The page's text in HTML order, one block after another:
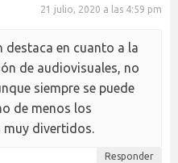
21 julio, 2020 a las 4:59 pm
destaca en cuanto a la
de audiovisuales, no
siempre se puede
de menos los
muy divertidos.
Responder